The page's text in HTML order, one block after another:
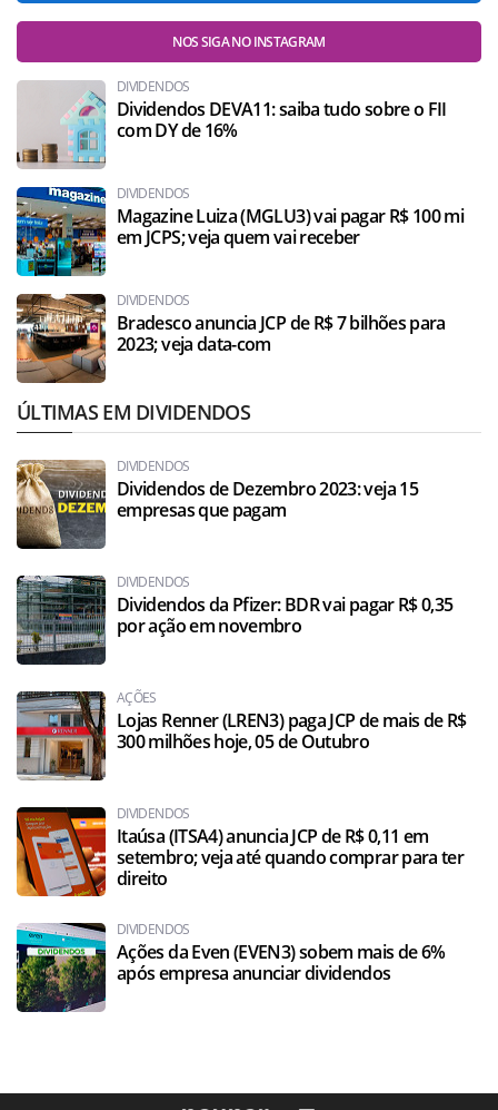
NOS SIGA NO INSTAGRAM
DIVIDENDOS
Dividendos DEVA11: saiba tudo sobre o FII
com DY de 16%
DIVIDENDOS
Magazine Luiza (MGLU3) vai pagar R$ 100 mi
em JCPS; veja quem vai receber
DIVIDENDOS
Bradesco anuncia JCP de R$ 7 bilhões para
2023; veja data-com
ÚLTIMAS EM DIVIDENDOS
DIVIDENDOS
Dividendos de Dezembro 2023: veja 15
empresas que pagam
DIVIDENDOS
Dividendos da Pfizer: BDR vai pagar R$ 0,35
por ação em novembro
AÇÕES
Lojas Renner (LREN3) paga JCP de mais de R$
300 milhões hoje, 05 de Outubro
DIVIDENDOS
Itaúsa (ITSA4) anuncia JCP de R$ 0,11 em
setembro; veja até quando comprar para ter
direito
DIVIDENDOS
Ações da Even (EVEN3) sobem mais de 6%
após empresa anunciar dividendos